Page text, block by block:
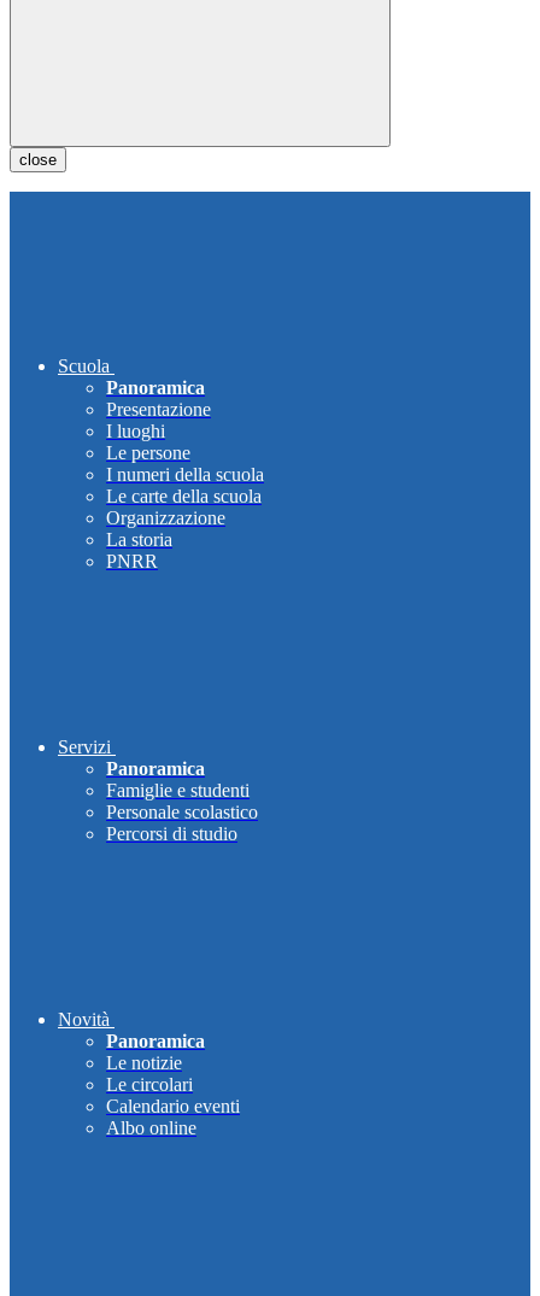
close
Scuola
Panoramica
Presentazione
I luoghi
Le persone
I numeri della scuola
Le carte della scuola
Organizzazione
La storia
PNRR
Servizi
Panoramica
Famiglie e studenti
Personale scolastico
Percorsi di studio
Novità
Panoramica
Le notizie
Le circolari
Calendario eventi
Albo online